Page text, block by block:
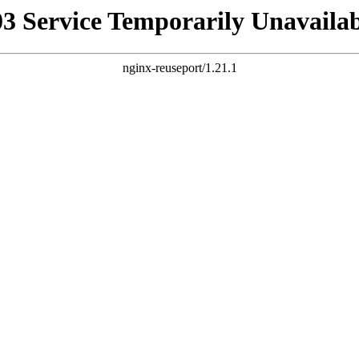
Service Temporarily
nginx-reuseport/1.21.1